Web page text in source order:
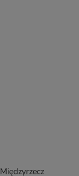
Międzyrzecz